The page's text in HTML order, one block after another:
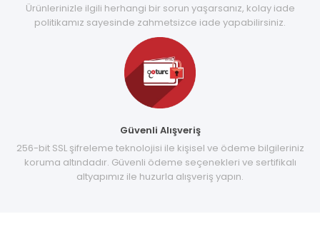
Ürünlerinizle ilgili herhangi bir sorun yaşarsanız, kolay iade
politikamız sayesinde zahmetsizce iade yapabilirsiniz.
Güvenli Alışveriş
256-bit SSL şifreleme teknolojisi ile kişisel ve ödeme bilgileriniz
koruma altındadır. Güvenli ödeme seçenekleri ve sertifikalı
altyapımız ile huzurla alışveriş yapın.